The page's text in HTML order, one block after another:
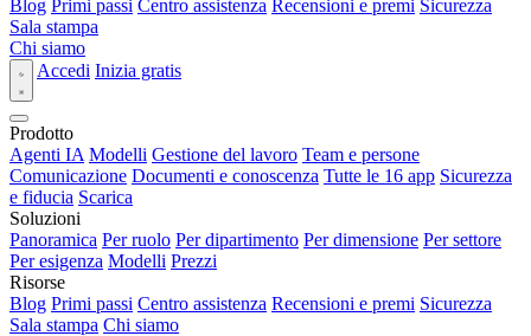
Blog Primi passi Centro assistenza Recensioni e premi Sicurezza
Sala stampa
Chi siamo
Accedi Inizia gratis
Prodotto
Agenti IA Modelli Gestione del lavoro Team e persone
Comunicazione Documenti e conoscenza Tutte le 16 app Sicurezza
e fiducia Scarica
Soluzioni
Panoramica Per ruolo Per dipartimento Per dimensione Per settore
Per esigenza Modelli Prezzi
Risorse
Blog Primi passi Centro assistenza Recensioni e premi Sicurezza
Sala stampa Chi siamo